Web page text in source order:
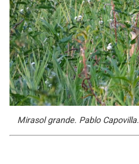
Mirasol grande. Pablo Capovilla.